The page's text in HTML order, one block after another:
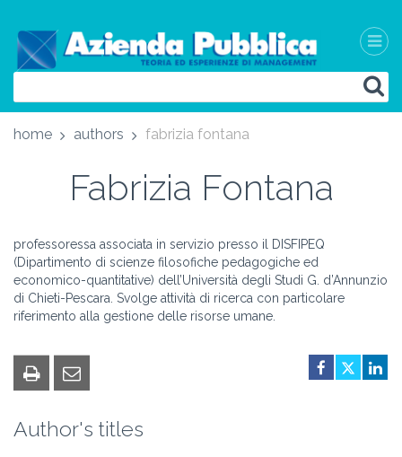
home authors fabrizia fontana
Fabrizia Fontana
professoressa associata in servizio presso il DISFIPEQ
(Dipartimento di scienze filosofiche pedagogiche ed
economico-quantitative) dell’Università degli Studi G. d’Annunzio
di Chieti-Pescara. Svolge attività di ricerca con particolare
riferimento alla gestione delle risorse umane.
Author's titles